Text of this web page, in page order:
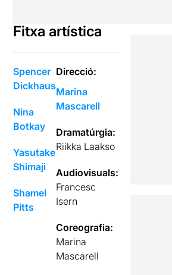
Fitxa artística
Spencer
Dickhaus
Nina
Botkay
Yasutake
Shimaji
Shamel
Pitts
Direcció:
Marina
Mascarell
Dramatúrgia:
Riikka Laakso
Audiovisuals:
Francesc
Isern
Coreografia:
Marina
Mascarell